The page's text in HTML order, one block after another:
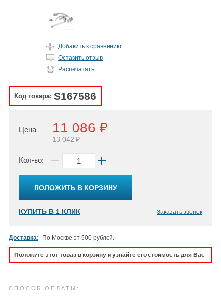
Добавить к сравнению
Оставить отзыв
Распечатать
Код товара: S167586
Цена: 11 086 ₽
13 042 ₽
Кол-во:
ПОЛОЖИТЬ В КОРЗИНУ
КУПИТЬ В 1 КЛИК Заказать звонок
Доставка: По Москве от 500 рублей.
Положите этот товар в корзину и узнайте его стоимость для Вас
СПОСОБ ОПЛАТЫ: